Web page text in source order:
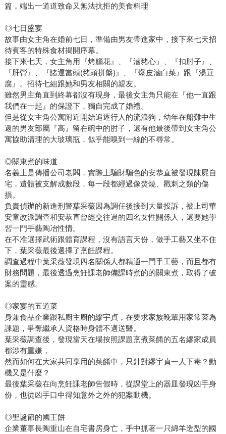
篇，端出一道道致命又無法抗拒的美食料理
◎七日盛宴
故事由女主角在婚前七日，準備由男友帶進家中，接下來七天招
待賓客的特殊食材揭開序幕。
接下來七天，女主角用『烤腦花』、『滷豬心』、『扣肘子』、
『肝膋』、『諸運當頭(豬頭拼盤)』、『爆皮滷白菜』跟『湯豆
腐』。招待七組跟她和男友相關的親友。
雖然男主角直到終幕都沒有現身，最後女主角只能在『他一直跟
我們在一起』的保證下，獨自完成了婚禮。
但是從女主角公寓附近開始追逐行人的流浪狗，幼年在船難中生
還的男友部屬『高』留在碗中的肘子，還有他最後帶到女主角公
寓協助清理的大玻璃瓶，似乎能嗅到一絲的不尋常。
◎關東煮的味道
名義上是傳播公司老闆，實際上騙財騙色的安恭直被發現陳屍自
宅，遺體被支解成數段，每一段都經過像焚燒、戳刺之類的傷
損。
負責偵辦的新進刑警葉采薇因為調任後接到大量投訴，被上司華
安童改派調查和安恭直曾經交往過的四名女性關係人，還要她學
習一門手藝陶冶性情。
在不准選擇武術跟體育課程，沒有語言天份，做手工藝又坐不住
下，葉采薇最後選擇了烹飪課程。
調查過程中葉采薇發現四名關係人都精通一門手工藝，而且都有
財務問題，最後透過烹飪課老師備課時煮的的關東煮，取得了破
案的靈感。
◎家宴的五道菜
身兼食品企業跟私廚主廚的繆宇貞，在要求家族晚輩用家常菜為
課題，爭奪繼承人資格時身體不適送醫。
葉采薇調查後，發現當天在場按照課題烹煮菜餚的五名繆家成員
都涉有重嫌，
然而如何在大家共同享用的菜餚中，只針對繆宇貞一人下毒？動
機又是什麼？
最後葉采薇在向烹飪課老師告假時，從課堂上的器皿發現凶手身
份，也從凶手口中得知意外之外的犯案動機。
◎聖誕節的國王餅
企業董事長陶重山在自宅書房身亡，手中抓著一只綿羊造型的國